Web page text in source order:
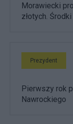
Morawiecki
złotych.
Prezydent
Pierwszy rok
Nawrockiego